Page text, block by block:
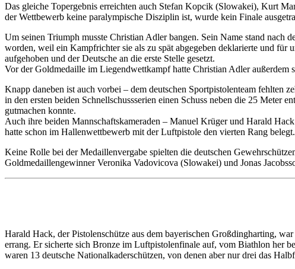
Das gleiche Topergebnis erreichten auch Stefan Kopcik (Slowakei), Kurt
der Wettbewerb keine paralympische Disziplin ist, wurde kein Finale
Um seinen Triumph musste Christian Adler bangen. Sein Name stand
worden, weil ein Kampfrichter sie als zu spät abgegeben deklarierte und
aufgehoben und der Deutsche an die erste Stelle gesetzt.
Vor der Goldmedaille im Liegendwettkampf hatte Christian Adler außerdem
Knapp daneben ist auch vorbei – dem deutschen Sportpistolenteam fehlten
in den ersten beiden Schnellschussserien einen Schuss neben die 25 Meter
gutmachen konnte.
Auch ihre beiden Mannschaftskameraden – Manuel Krüger und Harald
hatte schon im Hallenwettbewerb mit der Luftpistole den vierten Rang belegt.
Keine Rolle bei der Medaillenvergabe spielten die deutschen
Goldmedaillengewinner Veronika Vadovicova (Slowakei) und Jonas
Harald Hack, der Pistolenschütze aus dem bayerischen Großdingharting,
errang. Er sicherte sich Bronze im Luftpistolenfinale auf, vom Biathlon her
waren 13 deutsche Nationalkaderschützen, von denen aber nur drei das